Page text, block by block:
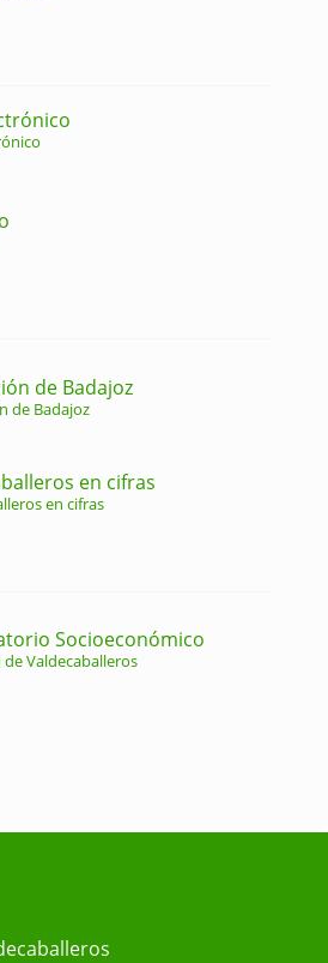
de Badajoz
de Badajoz
en cifras
en cifras
Socioeconómico
Valdecaballeros